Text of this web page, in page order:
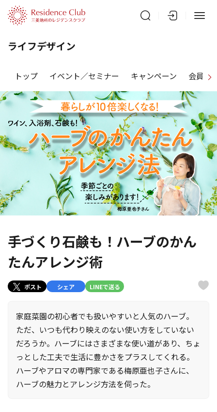
ライフデザイン
トップ イベント／セミナー キャンペーン 会員特
手づくり石鹸も！ハーブのかん
たんアレンジ術
ポスト シェア LINEで送る
家庭菜園の初心者でも扱いやすいと人気のハーブ。
ただ、いつも代わり映えのない使い方をしていない
だろうか。ハーブにはさまざまな使い道があり、ちょ
っとした工夫で生活に豊かさをプラスしてくれる。
ハーブやアロマの専門家である梅原亜也子さんに、
ハーブの魅力とアレンジ方法を伺った。